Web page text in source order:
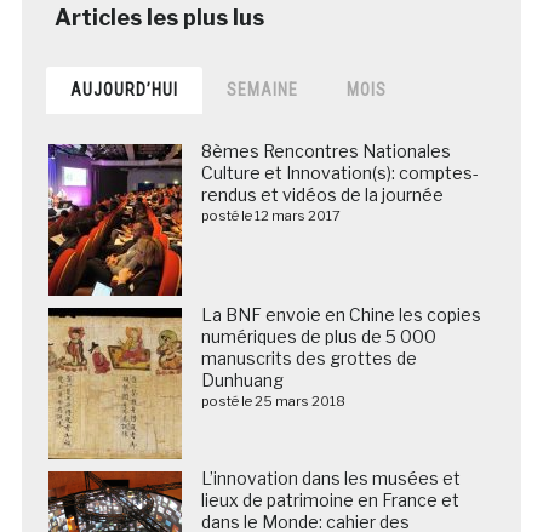
AUJOURD’HUI SEMAINE MOIS
8èmes Rencontres Nationales
Culture et Innovation(s): comptes-
rendus et vidéos de la journée
posté le 12 mars 2017
La BNF envoie en Chine les copies
numériques de plus de 5 000
manuscrits des grottes de
Dunhuang
posté le 25 mars 2018
L’innovation dans les musées et
lieux de patrimoine en France et
dans le Monde: cahier des